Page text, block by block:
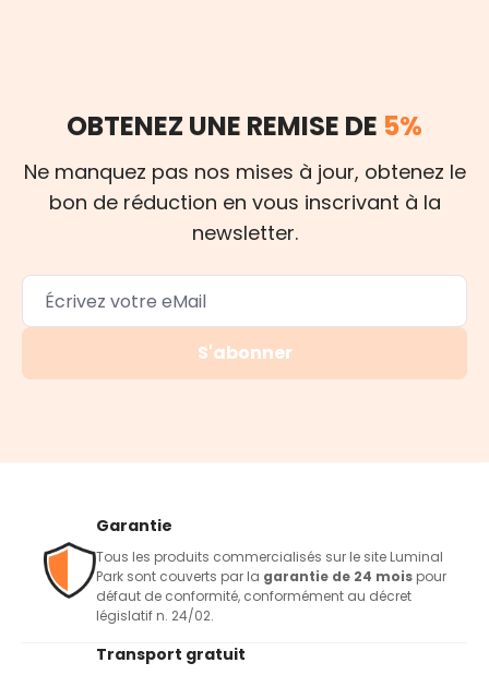
OBTENEZ UNE REMISE DE 5%
Ne manquez pas nos mises à jour, obtenez le
bon de réduction en vous inscrivant à la
newsletter.
S'abonner
Garantie
Tous les produits commercialisés sur le site Luminal
Park sont couverts par la garantie de 24 mois pour
défaut de conformité, conformément au décret
législatif n. 24/02.
Transport gratuit